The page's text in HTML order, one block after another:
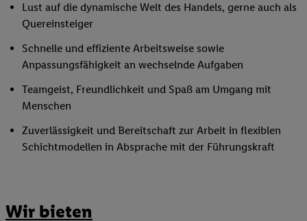
Lust auf die dynamische Welt des Handels, gerne auch als
Quereinsteiger
Schnelle und effiziente Arbeitsweise sowie
Anpassungsfähigkeit an wechselnde Aufgaben
Teamgeist, Freundlichkeit und Spaß am Umgang mit
Menschen
Zuverlässigkeit und Bereitschaft zur Arbeit in flexiblen
Schichtmodellen in Absprache mit der Führungskraft
Wir bieten